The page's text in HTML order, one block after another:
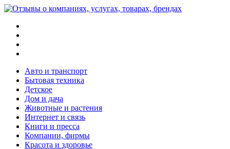
Авто и транспорт
Бытовая техника
Детское
Дом и дача
Животные и растения
Интернет и связь
Книги и пресса
Компании, фирмы
Красота и здоровье